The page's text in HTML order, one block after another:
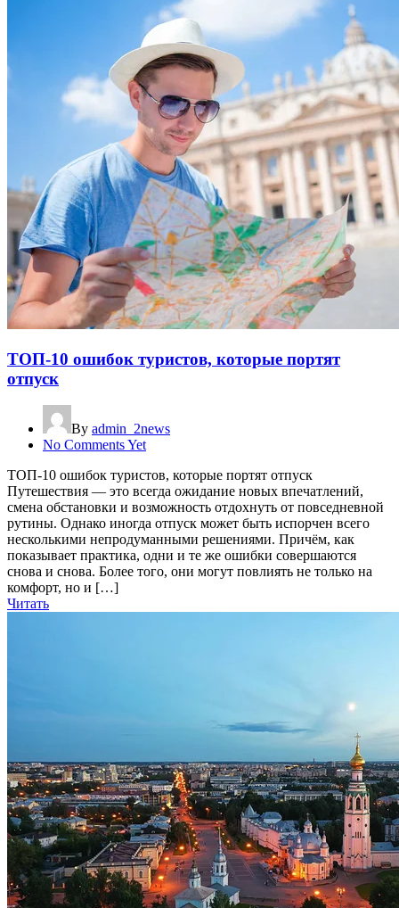
ТОП-10 ошибок туристов, которые портят
отпуск
By admin_2news
No Comments Yet
ТОП-10 ошибок туристов, которые портят отпуск
Путешествия — это всегда ожидание новых впечатлений,
смена обстановки и возможность отдохнуть от повседневной
рутины. Однако иногда отпуск может быть испорчен всего
несколькими непродуманными решениями. Причём, как
показывает практика, одни и те же ошибки совершаются
снова и снова. Более того, они могут повлиять не только на
комфорт, но и […]
Читать